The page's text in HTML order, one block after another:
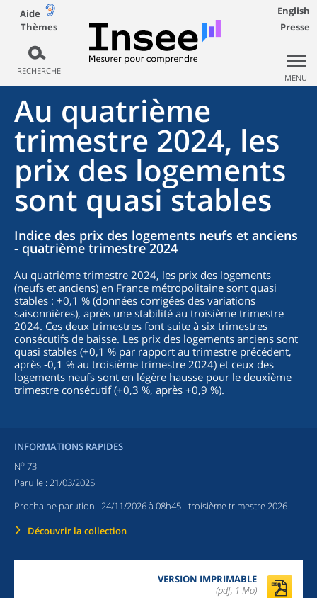
Aide
Thèmes
RECHERCHE
English
Presse
MENU
Au quatrième
trimestre 2024, les
prix des logements
sont quasi stables
Indice des prix des logements neufs et anciens
- quatrième trimestre 2024
Au quatrième trimestre 2024, les prix des logements
(neufs et anciens) en France métropolitaine sont quasi
stables : +0,1 % (données corrigées des variations
saisonnières), après une stabilité au troisième trimestre
2024. Ces deux trimestres font suite à six trimestres
consécutifs de baisse. Les prix des logements anciens sont
quasi stables (+0,1 % par rapport au trimestre précédent,
après ‑0,1 % au troisième trimestre 2024) et ceux des
logements neufs sont en légère hausse pour le deuxième
trimestre consécutif (+0,3 %, après +0,9 %).
INFORMATIONS RAPIDES
No 73
Paru le : 21/03/2025
Prochaine parution : 24/11/2026 à 08h45- troisième trimestre 2026
Découvrir la collection
VERSION IMPRIMABLE
(pdf, 1 Mo)